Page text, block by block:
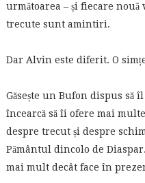
următoarea – și fiecare
trecute sunt amintiri.
Dar Alvin este diferit. O
Găsește un Bufon dispus
încearcă să îi ofere mai
despre trecut și despre
Pământul dincolo de
mai mult decât face în